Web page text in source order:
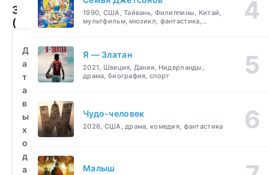
Захват
(2010)
бесплатно
Д
а
т
а
в
ы
х
о
д
а
1990, США, Тайвань, Филиппины, Китай,
мультфильм, мюзикл, фантастика,
Я — Златан
2021, Швеция, Дания, Нидерланды,
драма, биография, спорт
Чудо-человек
2026, США, драма, комедия, фантастика
Малыш